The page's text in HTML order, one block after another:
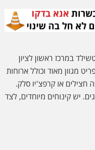
במרכז ראשון לציון
מגוון מאוד וכולל ארוחות
חצילים או קרפצ'יו סלק.
יש קינוחים מיוחדים, לצד